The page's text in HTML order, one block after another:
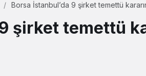
Borsa İstanbul’da 9 şirket temettü
şirket temettü